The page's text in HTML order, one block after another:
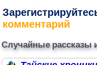
комментарий
Случайные рассказы